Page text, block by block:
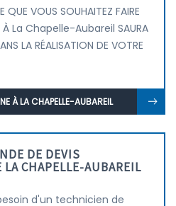
QUE VOUS SOUHAITEZ FAIRE
À La Chapelle-Aubareil SAURA
LA RÉALISATION DE VOTRE
À LA CHAPELLE-AUBAREIL
DE DEVIS
CHAPELLE-AUBAREIL
d'un technicien de